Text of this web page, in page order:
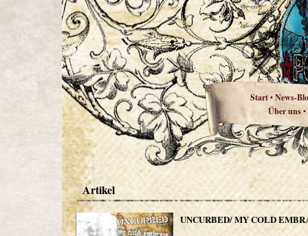
Start•News-
Über uns•
Artikel
UNCURBED/ MY COLD